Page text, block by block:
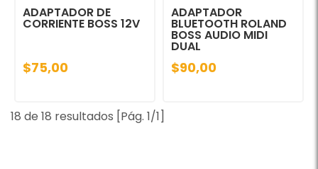
ADAPTADOR DE
CORRIENTE BOSS 12V
$75,00
ADAPTADOR
BLUETOOTH ROLAND
BOSS AUDIO MIDI
DUAL
$90,00
18 de 18 resultados [Pág. 1/1]